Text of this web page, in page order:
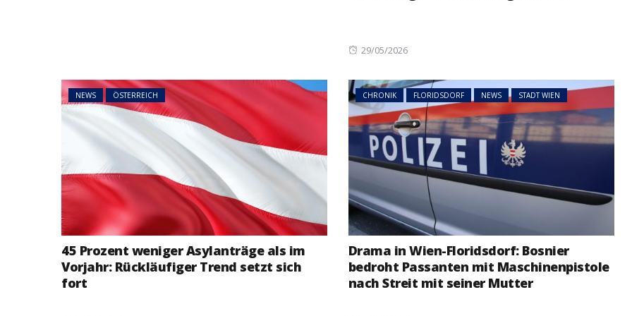
Posted
29/05/2026
NEWS ÖSTERREICH
45 Prozent weniger Asylanträge als im
Vorjahr: Rückläufiger Trend setzt sich
fort
CHRONIK FLORIDSDORF NEWS STADT WIEN
Drama in Wien-Floridsdorf: Bosnier
bedroht Passanten mit Maschinenpistole
nach Streit mit seiner Mutter
Asylanträge als im Vorjahr:
sich fort
mögliche Budgetkürzungen